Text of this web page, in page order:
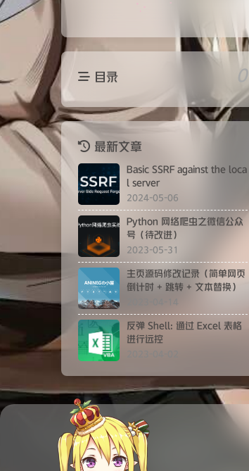
目录 0
最新文章
Basic SSRF against the loca
l server
2024-05-06
Python 网络爬虫之微信公众
号（待改进）
2023-05-31
主页源码修改记录（简单网页
倒计时 + 跳转 + 文本替换）
2023-04-14
反弹 Shell: 通过 Excel 表格
进行远控